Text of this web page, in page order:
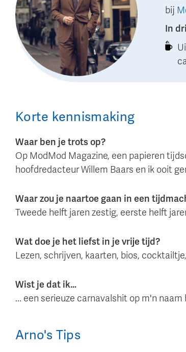
bij
In
Korte kennismaking
Waar ben je trots op?
Op ModMod Magazine, een papieren
hoofdredacteur Willem Baars en ik ooit
Waar zou je naartoe gaan in een
Tweede helft jaren zestig, eerste helft
Wat doe je het liefst in je vrije tijd?
Lezen, schrijven, kaarten, bios,
Wist je dat ik…
... een serieuze carnavalshit op m'n
Arno's Tips